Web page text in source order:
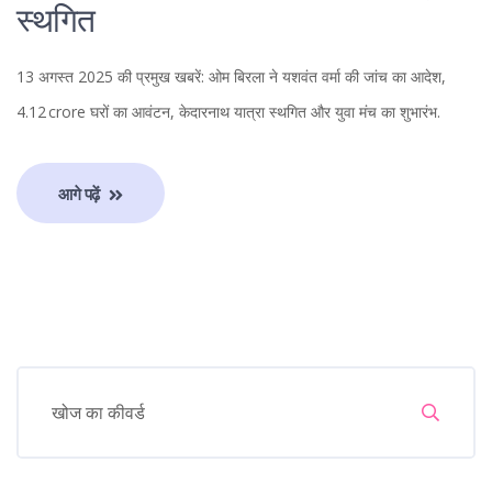
स्थगित
13 अगस्त 2025 की प्रमुख खबरें: ओम बिरला ने यशवंत वर्मा की जांच का आदेश,
4.12 crore घरों का आवंटन, केदारनाथ यात्रा स्थगित और युवा मंच का शुभारंभ.
आगे पढ़ें